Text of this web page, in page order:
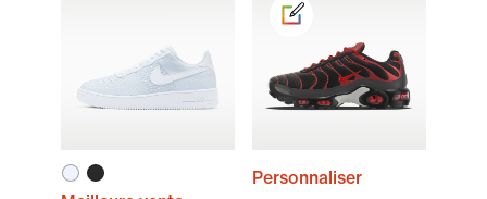
Personnaliser